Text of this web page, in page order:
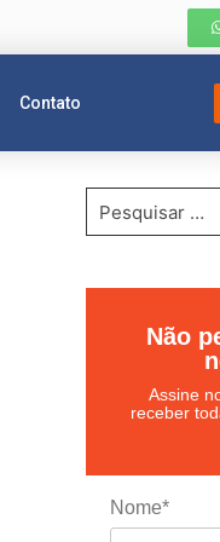
Contato
Não
Assine
receber
Nome*